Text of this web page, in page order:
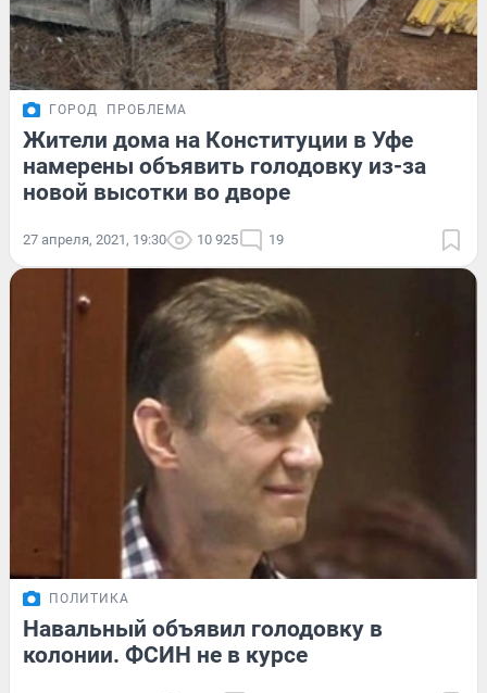
ГОРОД ПРОБЛЕМА
Жители дома на Конституции в Уфе
намерены объявить голодовку из-за
новой высотки во дворе
27 апреля, 2021, 19:30 10 925 19
ПОЛИТИКА
Навальный объявил голодовку в
колонии. ФСИН не в курсе